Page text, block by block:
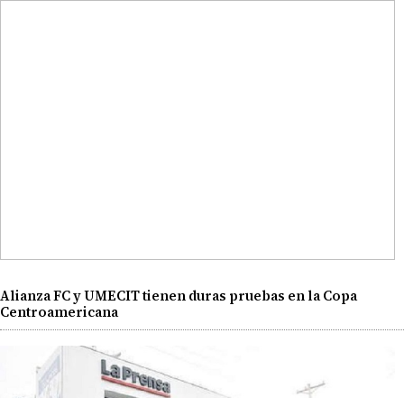
Alianza FC y UMECIT tienen duras pruebas en la Copa
Centroamericana